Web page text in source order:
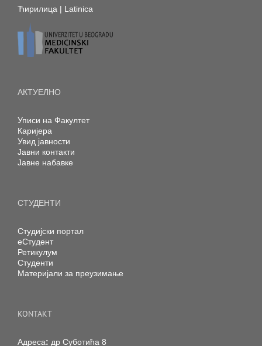
Ћирилица | Latinica
АКТУЕЛНО
Уписи на Факултет
Каријера
Увид јавности
Јавни контакти
Јавне набавке
СТУДЕНТИ
Студијски портал
еСтудент
Ретикулум
Студенти
Материјали за преузимање
KONTAKT
Адреса: др Суботића 8